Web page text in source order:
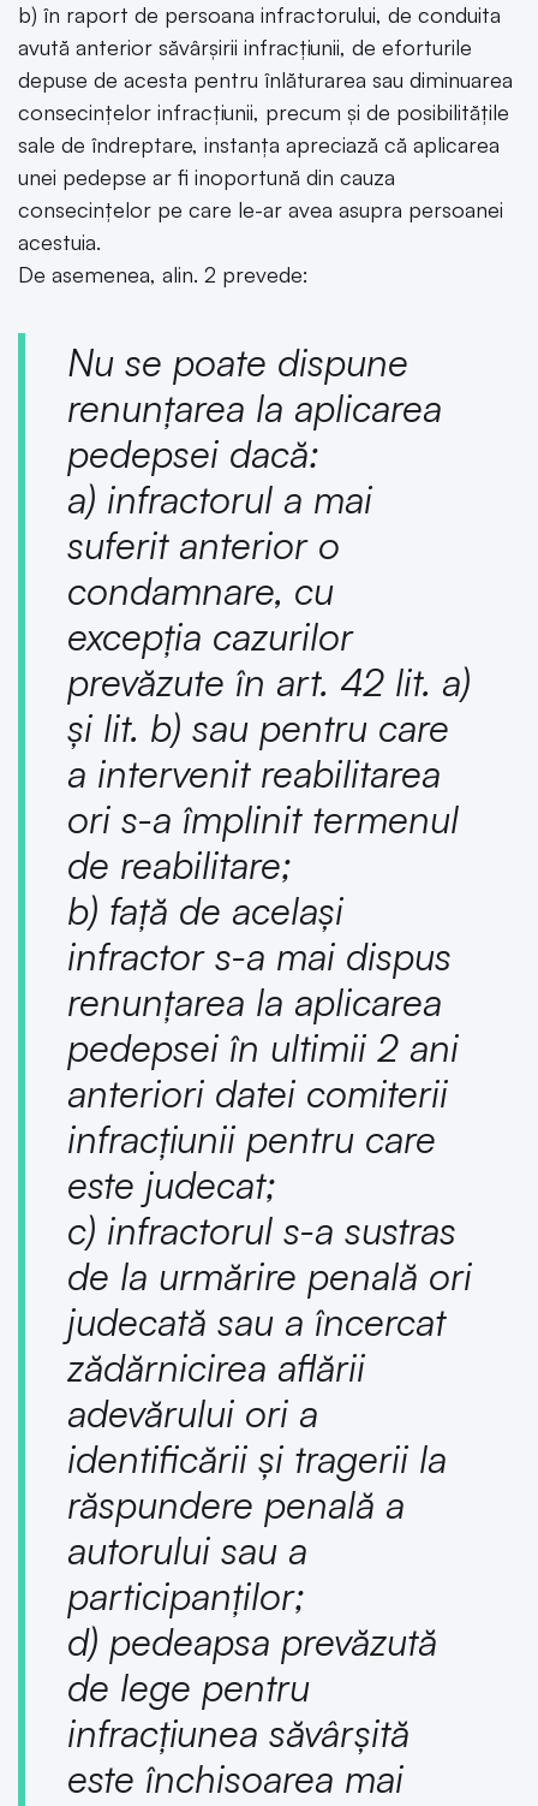
b) în raport de persoana infractorului, de conduita
avută anterior săvârșirii infracțiunii, de eforturile
depuse de acesta pentru înlăturarea sau diminuarea
consecințelor infracțiunii, precum și de posibilitățile
sale de îndreptare, instanța apreciază că aplicarea
unei pedepse ar fi inoportună din cauza
consecințelor pe care le-ar avea asupra persoanei
acestuia.
De asemenea, alin. 2 prevede:
Nu se poate dispune
renunțarea la aplicarea
pedepsei dacă:
a) infractorul a mai
suferit anterior o
condamnare, cu
excepția cazurilor
prevăzute în art. 42 lit. a)
și lit. b) sau pentru care
a intervenit reabilitarea
ori s-a împlinit termenul
de reabilitare;
b) față de același
infractor s-a mai dispus
renunțarea la aplicarea
pedepsei în ultimii 2 ani
anteriori datei comiterii
infracțiunii pentru care
este judecat;
c) infractorul s-a sustras
de la urmărire penală ori
judecată sau a încercat
zădărnicirea aflării
adevărului ori a
identificării și tragerii la
răspundere penală a
autorului sau a
participanților;
d) pedeapsa prevăzută
de lege pentru
infracțiunea săvârșită
este închisoarea mai